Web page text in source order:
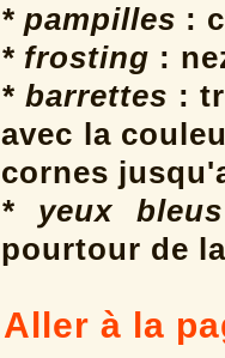
* pampilles :
* frosting :
* barrettes :
avec la
cornes
* yeux bleus
pourtour de
Aller à la